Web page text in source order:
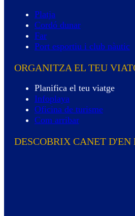
Platja
Cordó dunar
Far
Port esportiu i club nàutic
ORGANITZA EL TEU
Planifica el teu viatge
Infoplaya
Oficina de turisme
Com arribar
DESCOBRIX CANET D'EN